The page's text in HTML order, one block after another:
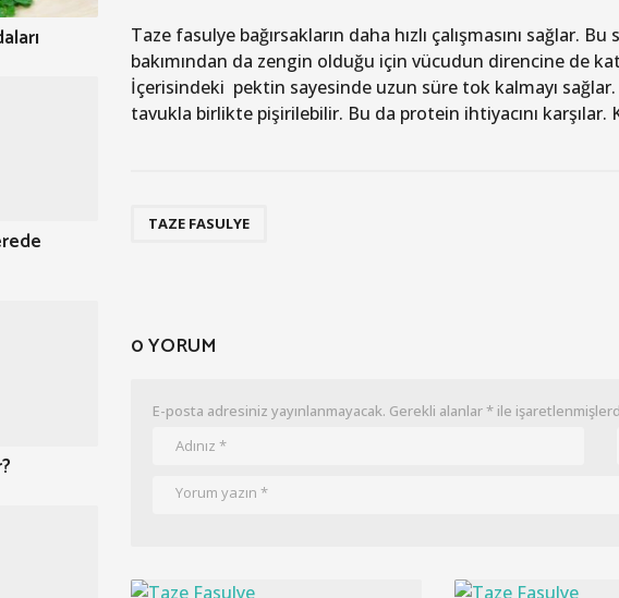
Taze fasulye bağırsakların daha hızlı çalışmasını sağlar.
bakımından da zengin olduğu için vücudun direncine de
İçerisindeki pektin sayesinde uzun süre tok kalmayı
tavukla birlikte pişirilebilir. Bu da protein ihtiyacını karşılar.
TAZE FASULYE
0 YORUM
E-posta adresiniz yayınlanmayacak. Gerekli alanlar*ile